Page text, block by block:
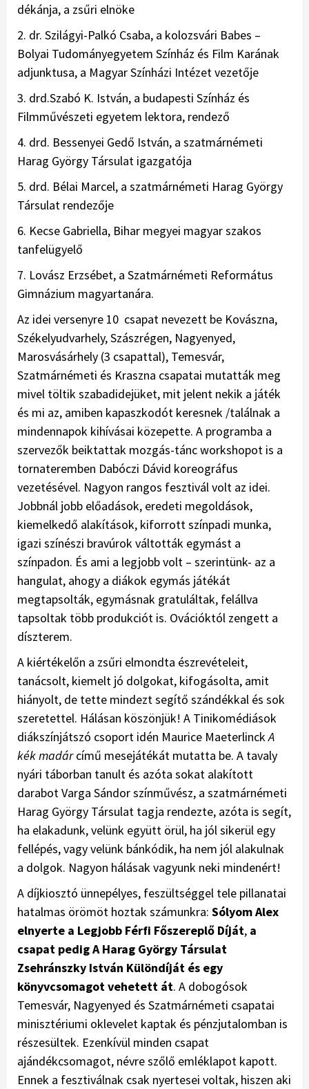
dékánja, a zsűri elnöke
2. dr. Szilágyi-Palkó Csaba, a kolozsvári Babes –
Bolyai Tudományegyetem Színház és Film Karának
adjunktusa, a Magyar Színházi Intézet vezetője
3. drd.Szabó K. István, a budapesti Színház és
Filmművészeti egyetem lektora, rendező
4. drd. Bessenyei Gedő István, a szatmárnémeti
Harag György Társulat igazgatója
5. drd. Bélai Marcel, a szatmárnémeti Harag György
Társulat rendezője
6. Kecse Gabriella, Bihar megyei magyar szakos
tanfelügyelő
7. Lovász Erzsébet, a Szatmárnémeti Református
Gimnázium magyartanára.
Az idei versenyre 10 csapat nevezett be Kovászna,
Székelyudvarhely, Szászrégen, Nagyenyed,
Marosvásárhely (3 csapattal), Temesvár,
Szatmárnémeti és Kraszna csapatai mutatták meg
mivel töltik szabadidejüket, mit jelent nekik a játék
és mi az, amiben kapaszkodót keresnek /találnak a
mindennapok kihívásai közepette. A programba a
szervezők beiktattak mozgás-tánc workshopot is a
tornateremben Dabóczi Dávid koreográfus
vezetésével. Nagyon rangos fesztivál volt az idei.
Jobbnál jobb előadások, eredeti megoldások,
kiemelkedő alakítások, kiforrott színpadi munka,
igazi színészi bravúrok váltották egymást a
színpadon. És ami a legjobb volt – szerintünk- az a
hangulat, ahogy a diákok egymás játékát
megtapsolták, egymásnak gratuláltak, felállva
tapsoltak több produkciót is. Ovációktól zengett a
díszterem.
A kiértékelőn a zsűri elmondta észrevételeit,
tanácsolt, kiemelt jó dolgokat, kifogásolta, amit
hiányolt, de tette mindezt segítő szándékkal és sok
szeretettel. Hálásan köszönjük! A Tinikomédiások
diákszínjátszó csoport idén Maurice MaeterlinckA
kék madárcímű mesejátékát mutatta be. A tavaly
nyári táborban tanult és azóta sokat alakított
darabot Varga Sándor színművész, a szatmárnémeti
Harag György Társulat tagja rendezte, azóta is segít,
ha elakadunk, velünk együtt örül, ha jól sikerül egy
fellépés, vagy velünk bánkódik, ha nem jól alakulnak
a dolgok. Nagyon hálásak vagyunk neki mindenért!
A díjkiosztó ünnepélyes, feszültséggel tele pillanatai
hatalmas örömöt hoztak számunkra: Sólyom Alex
elnyerte a Legjobb Férfi Főszereplő Díját, a
csapat pedig A Harag György Társulat
Zsehránszky István Különdíját és egy
könyvcsomagot vehetett át. A dobogósok
Temesvár, Nagyenyed és Szatmárnémeti csapatai
minisztériumi oklevelet kaptak és pénzjutalomban is
részesültek. Ezenkívül minden csapat
ajándékcsomagot, névre szőlő emléklapot kapott.
Ennek a fesztiválnak csak nyertesei voltak, hiszen aki